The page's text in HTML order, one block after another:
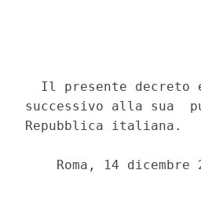
Il presente decreto
successivo alla sua
Repubblica italiana.
Roma, 14 dicembre